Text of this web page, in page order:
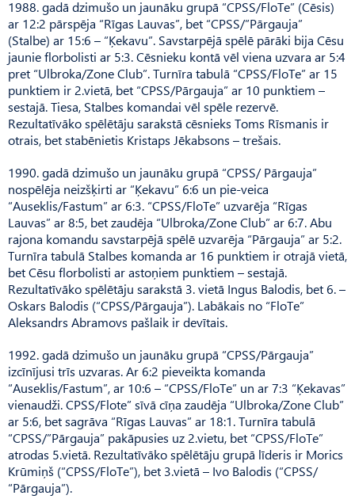
1988. gadā dzimušo un jaunāku grupā “CPSS/FloTe” (Cēsis)
ar 12:2 pārspēja “Rīgas Lauvas”, bet “CPSS/”Pārgauja”
(Stalbe) ar 15:6 – “Ķekavu”. Savstarpējā spēlē pārāki bija Cēsu
jaunie florbolisti ar 5:3. Cēsnieku kontā vēl viena uzvara ar 5:4
pret “Ulbroka/Zone Club”. Turnīra tabulā “CPSS/FloTe” ar 15
punktiem ir 2.vietā, bet “CPSS/Pārgauja” ar 10 punktiem –
sestajā. Tiesa, Stalbes komandai vēl spēle rezervē.
Rezultatīvāko spēlētāju sarakstā cēsnieks Toms Rīsmanis ir
otrais, bet stabēnietis Kristaps Jēkabsons – trešais.
1990. gadā dzimušo un jaunāku grupā “CPSS/ Pārgauja”
nospēlēja neizšķirti ar “Ķekavu” 6:6 un pie-veica
“Auseklis/Fastum” ar 6:3. “CPSS/FloTe” uzvarēja “Rīgas
Lauvas” ar 8:5, bet zaudēja “Ulbroka/Zone Club” ar 6:7. Abu
rajona komandu savstarpējā spēlē uzvarēja “Pārgauja” ar 5:2.
Turnīra tabulā Stalbes komanda ar 16 punktiem ir otrajā vietā,
bet Cēsu florbolisti ar astoņiem punktiem – sestajā.
Rezultatīvāko spēlētāju sarakstā 3. vietā Ingus Balodis, bet 6. –
Oskars Balodis (“CPSS/Pārgauja”). Labākais no “FloTe”
Aleksandrs Abramovs pašlaik ir devītais.
1992. gadā dzimušo un jaunāku grupā “CPSS/Pārgauja”
izcīnījusi trīs uzvaras. Ar 6:2 pieveikta komanda
“Auseklis/Fastum”, ar 10:6 – “CPSS/FloTe” un ar 7:3 “Ķekavas”
vienaudži. CPSS/Flote” sīvā cīņa zaudēja “Ulbroka/Zone Club”
ar 5:6, bet sagrāva “Rīgas Lauvas” ar 18:1. Turnīra tabulā
“CPSS/”Pārgauja” pakāpusies uz 2.vietu, bet “CPSS/FloTe”
atrodas 5.vietā. Rezultatīvāko spēlētāju grupā līderis ir Morics
Krūmiņš (“CPSS/FloTe”), bet 3.vietā – Ivo Balodis (“CPSS/
“Pārgauja”).